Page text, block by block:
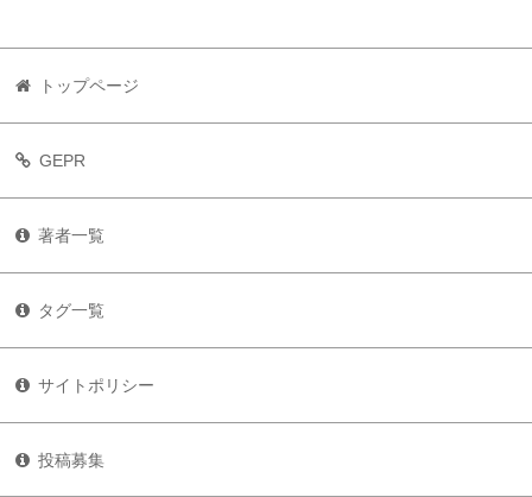
トップページ
GEPR
著者一覧
タグ一覧
サイトポリシー
投稿募集